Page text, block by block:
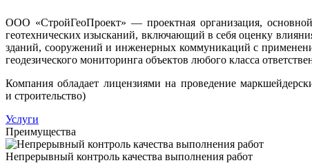
ООО «СтройГеоПроект» — проектная организация,
геотехнических изысканий, включающий в себя оценку
зданий, сооружений и инженерных коммуникаций с
геодезического мониторинга объектов любого класса
Компания обладает лицензиями на проведение
и строительство)
Услуги
Преимущества
Непрерывный контроль качества выполнения работ